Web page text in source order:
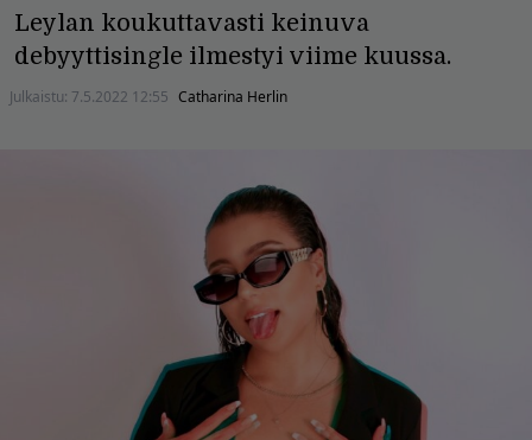
Leylan koukuttavasti keinuva
debyyttisingle ilmestyi viime kuussa.
Julkaistu: 7.5.2022 12:55 Catharina Herlin